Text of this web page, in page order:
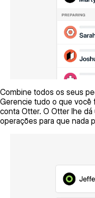
Combine todos os seus
Gerencie tudo o que você
conta Otter. O Otter lhe
operações para que nada